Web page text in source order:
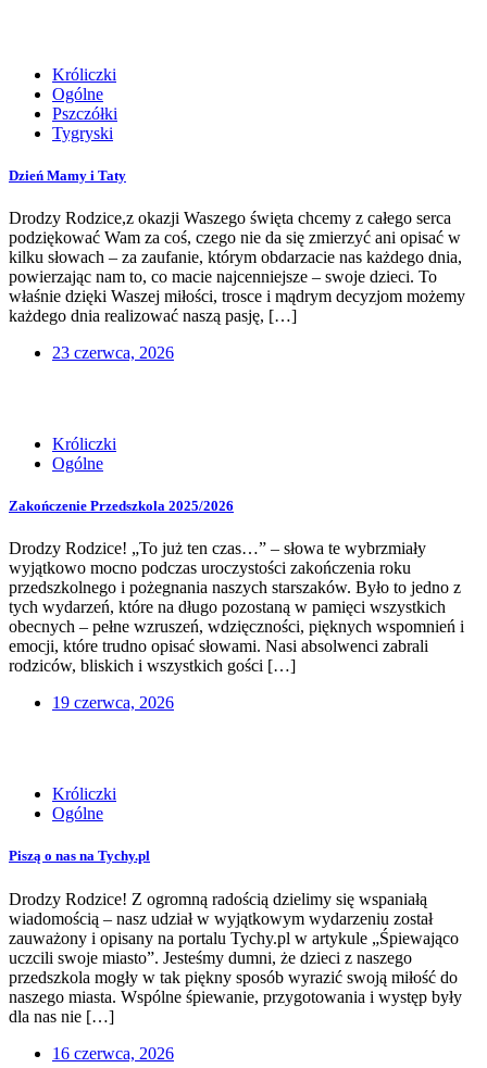
Króliczki
Ogólne
Pszczółki
Tygryski
Dzień Mamy i Taty
Drodzy Rodzice,z okazji Waszego święta chcemy z całego serca
podziękować Wam za coś, czego nie da się zmierzyć ani opisać w
kilku słowach – za zaufanie, którym obdarzacie nas każdego dnia,
powierzając nam to, co macie najcenniejsze – swoje dzieci. To
właśnie dzięki Waszej miłości, trosce i mądrym decyzjom możemy
każdego dnia realizować naszą pasję, […]
23 czerwca, 2026
Króliczki
Ogólne
Zakończenie Przedszkola 2025/2026
Drodzy Rodzice! „To już ten czas…” – słowa te wybrzmiały
wyjątkowo mocno podczas uroczystości zakończenia roku
przedszkolnego i pożegnania naszych starszaków. Było to jedno z
tych wydarzeń, które na długo pozostaną w pamięci wszystkich
obecnych – pełne wzruszeń, wdzięczności, pięknych wspomnień i
emocji, które trudno opisać słowami. Nasi absolwenci zabrali
rodziców, bliskich i wszystkich gości […]
19 czerwca, 2026
Króliczki
Ogólne
Piszą o nas na Tychy.pl
Drodzy Rodzice! Z ogromną radością dzielimy się wspaniałą
wiadomością – nasz udział w wyjątkowym wydarzeniu został
zauważony i opisany na portalu Tychy.pl w artykule „Śpiewająco
uczcili swoje miasto”. Jesteśmy dumni, że dzieci z naszego
przedszkola mogły w tak piękny sposób wyrazić swoją miłość do
naszego miasta. Wspólne śpiewanie, przygotowania i występ były
dla nas nie […]
16 czerwca, 2026